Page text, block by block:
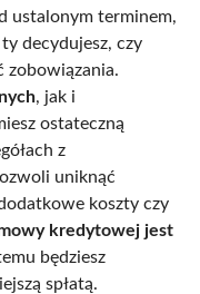
ustalonym terminem,
decydujesz, czy
zobowiązania.
, jak i
ostateczną
z
uniknąć
koszty czy
kredytowej jest
będziesz
spłatą.